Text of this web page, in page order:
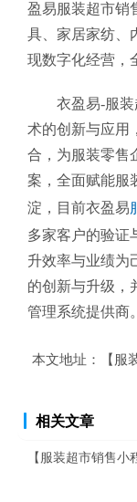
盈易服装超市销
具、家居家纺、
现数字化经营，
衣盈易-服
术的创新与应用
合，为服装零售
案，全面赋能服
淀，目前衣盈易
多家客户的验证
升效率与业绩为
的创新与升级，
管理系统提供商。
本文地址： 【
相关文章
【服装超市销售